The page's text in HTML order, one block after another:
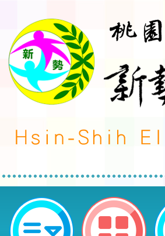
桃園市新勢國小藝才
班生開缺總表-桃園